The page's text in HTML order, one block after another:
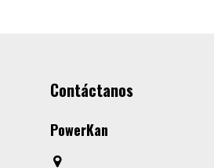
Contáctanos
PowerKan